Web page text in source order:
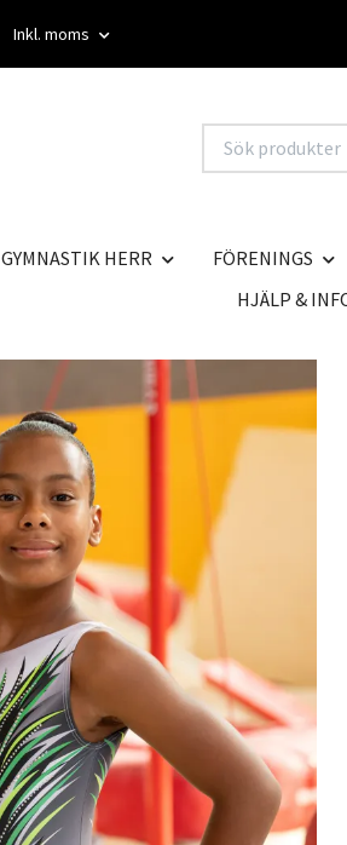
Inkl. moms
GYMNASTIK HERR FÖRENINGS
HJÄLP &